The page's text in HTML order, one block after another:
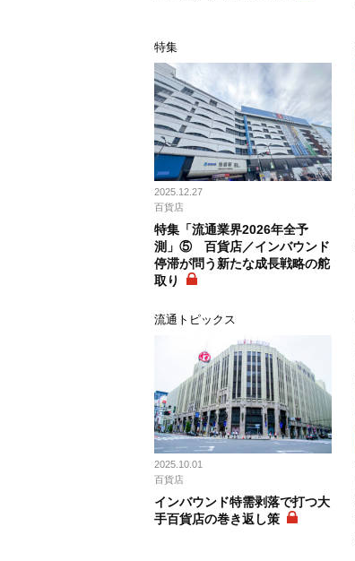
特集
2025.12.27
百貨店
特集「流通業界2026年全予
測」⑤ 百貨店／インバウンド
停滞が問う新たな成長戦略の舵
取り
流通トピックス
2025.10.01
百貨店
インバウンド特需剥落で打つ大
手百貨店の巻き返し策